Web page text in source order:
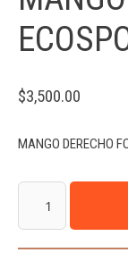
$3,500.00
MANGO DERECHO